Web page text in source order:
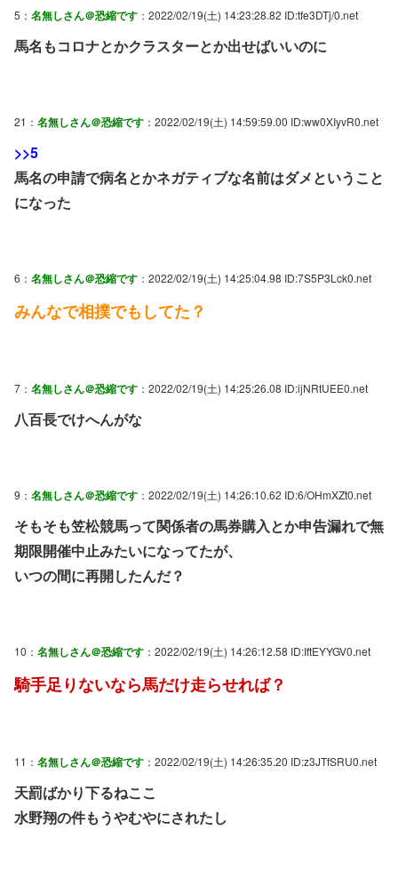
5： 名無しさん＠恐縮です ：2022/02/19(土) 14:23:28.82 ID:tfe3DTj/0.net
馬名もコロナとかクラスターとか出せばいいのに
21： 名無しさん＠恐縮です ：2022/02/19(土) 14:59:59.00 ID:ww0XIyvR0.net
>>5
馬名の申請で病名とかネガティブな名前はダメということ
になった
6： 名無しさん＠恐縮です ：2022/02/19(土) 14:25:04.98 ID:7S5P3Lck0.net
みんなで相撲でもしてた？
7： 名無しさん＠恐縮です ：2022/02/19(土) 14:25:26.08 ID:ijNRtUEE0.net
八百長でけへんがな
9： 名無しさん＠恐縮です ：2022/02/19(土) 14:26:10.62 ID:6/OHmXZt0.net
そもそも笠松競馬って関係者の馬券購入とか申告漏れで無
期限開催中止みたいになってたが、
いつの間に再開したんだ？
10： 名無しさん＠恐縮です ：2022/02/19(土) 14:26:12.58 ID:IftEYYGV0.net
騎手足りないなら馬だけ走らせれば？
11： 名無しさん＠恐縮です ：2022/02/19(土) 14:26:35.20 ID:z3JTfSRU0.net
天罰ばかり下るねここ
水野翔の件もうやむやにされたし